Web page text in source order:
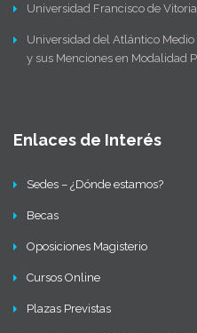
Universidad Francisco de
Universidad del Atlántico
y sus Menciones en Modalidad
Enlaces de Interés
Sedes – ¿Dónde estamos?
Becas
Oposiciones Magisterio
Cursos Online
Plazas Previstas